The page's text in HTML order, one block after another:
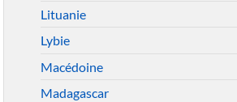
Lituanie
Lybie
Macédoine
Madagascar